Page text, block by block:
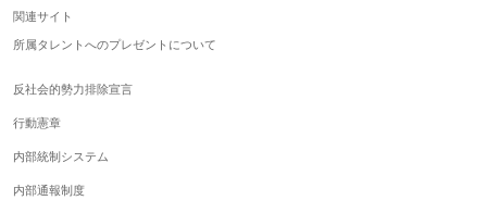
関連サイト
所属タレントへのプレゼントについて
反社会的勢力排除宣言
行動憲章
内部統制システム
内部通報制度